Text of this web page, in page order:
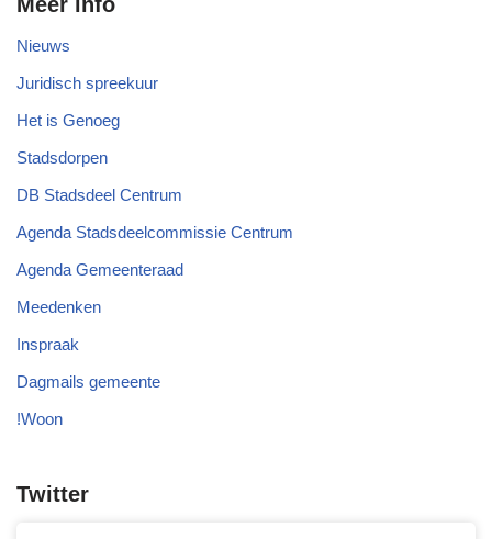
Nieuws
Juridisch spreekuur
Het is Genoeg
Stadsdorpen
DB Stadsdeel Centrum
Agenda Stadsdeelcommissie Centrum
Agenda Gemeenteraad
Meedenken
Inspraak
Dagmails gemeente
!Woon
Twitter